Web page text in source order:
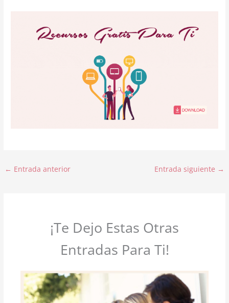
← Entrada anterior Entrada siguiente →
¡Te Dejo Estas Otras
Entradas Para Ti!